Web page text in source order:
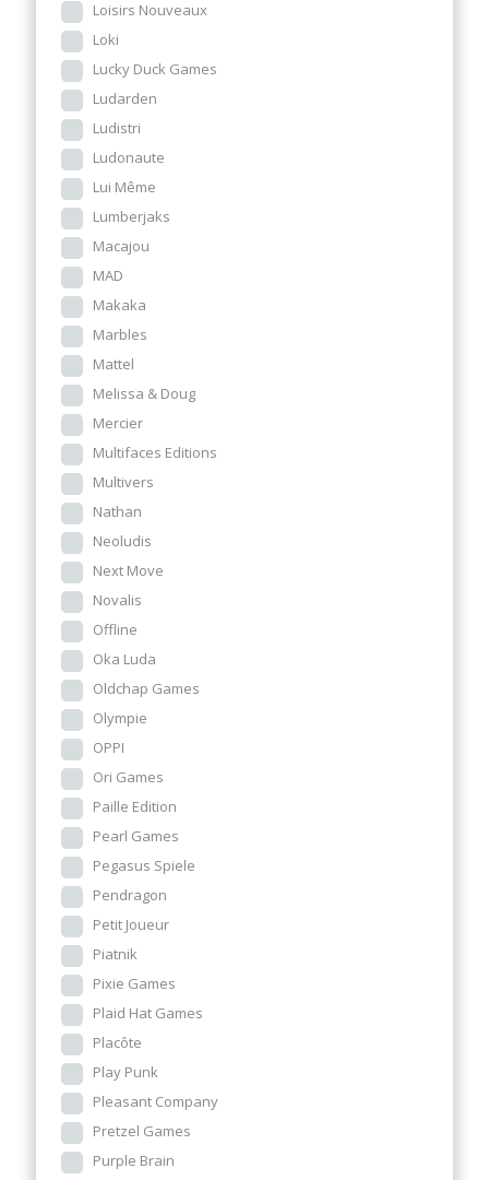
Loisirs Nouveaux
Loki
Lucky Duck Games
Ludarden
Ludistri
Ludonaute
Lui Même
Lumberjaks
Macajou
MAD
Makaka
Marbles
Mattel
Melissa & Doug
Mercier
Multifaces Editions
Multivers
Nathan
Neoludis
Next Move
Novalis
Offline
Oka Luda
Oldchap Games
Olympie
OPPI
Ori Games
Paille Edition
Pearl Games
Pegasus Spiele
Pendragon
Petit Joueur
Piatnik
Pixie Games
Plaid Hat Games
Placôte
Play Punk
Pleasant Company
Pretzel Games
Purple Brain